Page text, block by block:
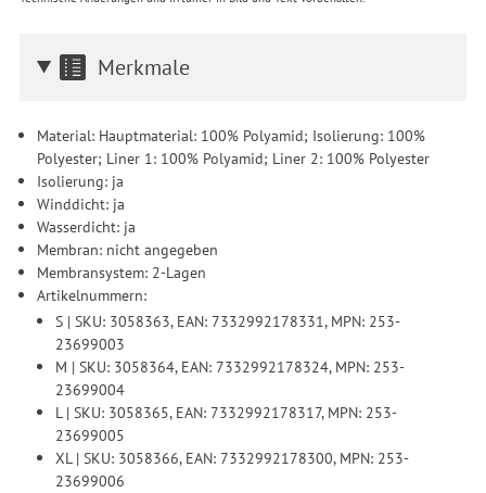
Merkmale
Material: Hauptmaterial: 100% Polyamid; Isolierung: 100%
Polyester; Liner 1: 100% Polyamid; Liner 2: 100% Polyester
Isolierung: ja
Winddicht: ja
Wasserdicht: ja
Membran: nicht angegeben
Membransystem: 2-Lagen
Artikelnummern:
S | SKU: 3058363, EAN: 7332992178331, MPN: 253-
23699003
M | SKU: 3058364, EAN: 7332992178324, MPN: 253-
23699004
L | SKU: 3058365, EAN: 7332992178317, MPN: 253-
23699005
XL | SKU: 3058366, EAN: 7332992178300, MPN: 253-
23699006